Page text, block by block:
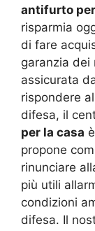
antifurto
risparmia
di fare
garanzia dei
assicurata
rispondere
difesa, il
per la casa
propone
rinunciare
più utili
condizioni
difesa. Il